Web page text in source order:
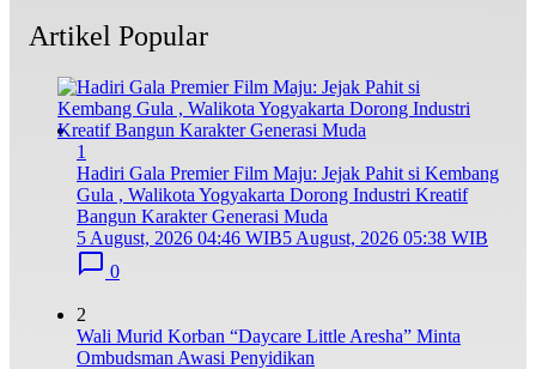
Artikel Popular
1
Hadiri Gala Premier Film Maju: Jejak Pahit si Kembang
Gula , Walikota Yogyakarta Dorong Industri Kreatif
Bangun Karakter Generasi Muda
5 August, 2026 04:46 WIB5 August, 2026 05:38 WIB
0
2
Wali Murid Korban “Daycare Little Aresha” Minta
Ombudsman Awasi Penyidikan